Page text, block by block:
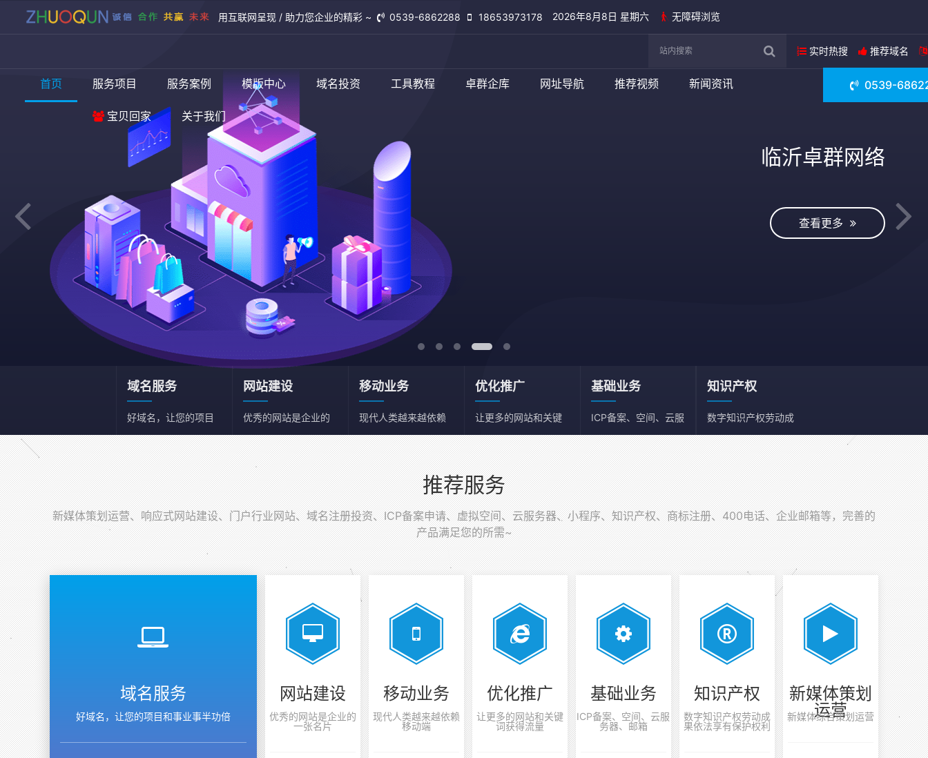
用互联网呈现 / 助力您企业的精彩 ~ 0539-6862288 18653973178 2026年8月8日 星期六 无障碍浏览
实时热搜 推荐域名
首页 服务项目 服务案例 模版中心 域名投资 工具教程 卓群企库 网址导航 推荐视频 新闻资讯
宝贝回家 关于我们
0539-
临沂卓群网络
域名服务
好域名，让您的项目
和事业事半功倍
网站建设
优秀的网站是企业的
一张名片
移动业务
现代人类越来越依赖
移动端
优化推广
让更多的网站和关键
词获得流量
基础业务
ICP备案、空间、云服
务器、邮箱
知识产权
数字知识产权劳动成
果依法享有保护权利
新媒体策划运营
新媒体综合策划运营 推荐服务
新媒体策划运营、响应式网站建设、门户行业网站、域名注册投资、ICP备案申请、虚拟空间、云服务器、小程序、知识产权、商标注册、400电话、企业邮箱等，完善的
产品满足您的所需~
域名服务
好域名，让您的项目和事业事半功倍
网站建设
优秀的网站是企业的
一张名片
移动业务
现代人类越来越依赖
移动端
优化推广
让更多的网站和关键
词获得流量
基础业务
ICP备案、空间、云服
务器、邮箱
知识产权
数字知识产权劳动成
果依法享有保护权利
新媒体策划
运营
新媒体综合策划运营